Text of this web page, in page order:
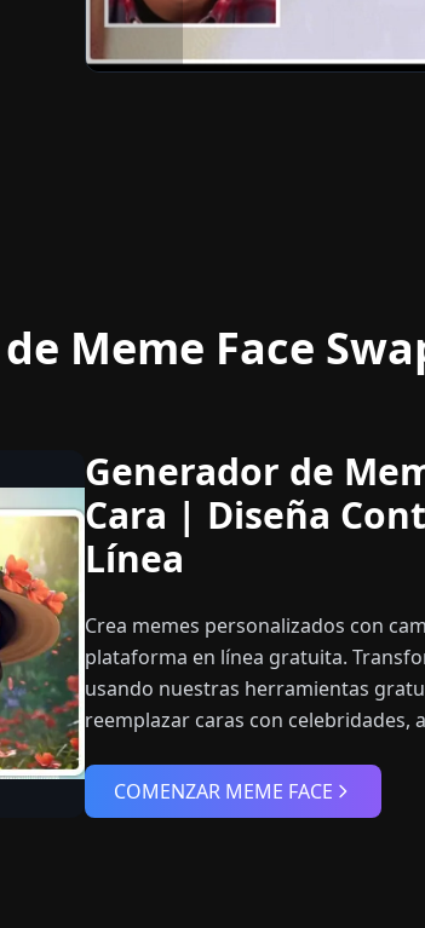
Meme Face
Generador de
Cara | Diseña
Línea
Crea memes personalizados con
plataforma en línea gratuita.
usando nuestras herramientas
reemplazar caras con celebridades,
COMENZAR MEME FACE